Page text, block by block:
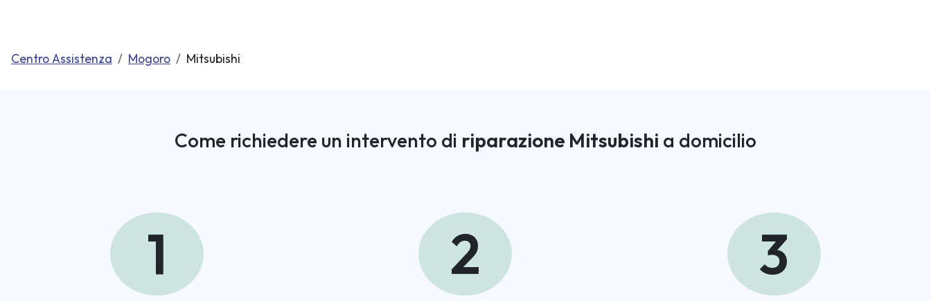
Centro Assistenza Mogoro Mitsubishi
Come richiedere un intervento di riparazione Mitsubishi a domicilio
1 2 3